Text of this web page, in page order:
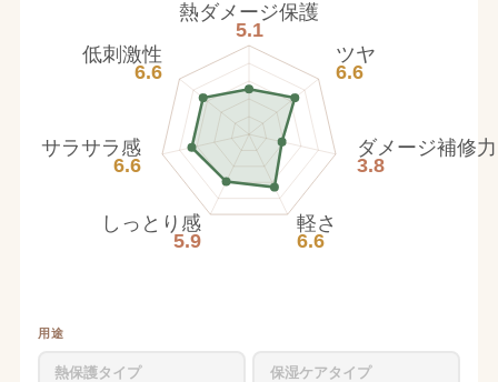
熱ダメージ保護
5.1
ツヤ
6.6
ダメージ補修力
3.8
軽さ
6.6
しっとり感
5.9
サラサラ感
6.6
低刺激性
6.6
用途
熱保護タイプ 保湿ケアタイプ